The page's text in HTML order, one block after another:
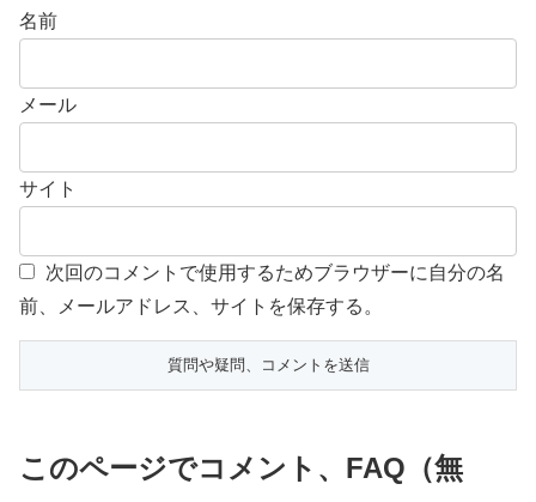
名前
メール
サイト
次回のコメントで使用するためブラウザーに自分の名
前、メールアドレス、サイトを保存する。
このページでコメント、FAQ（無